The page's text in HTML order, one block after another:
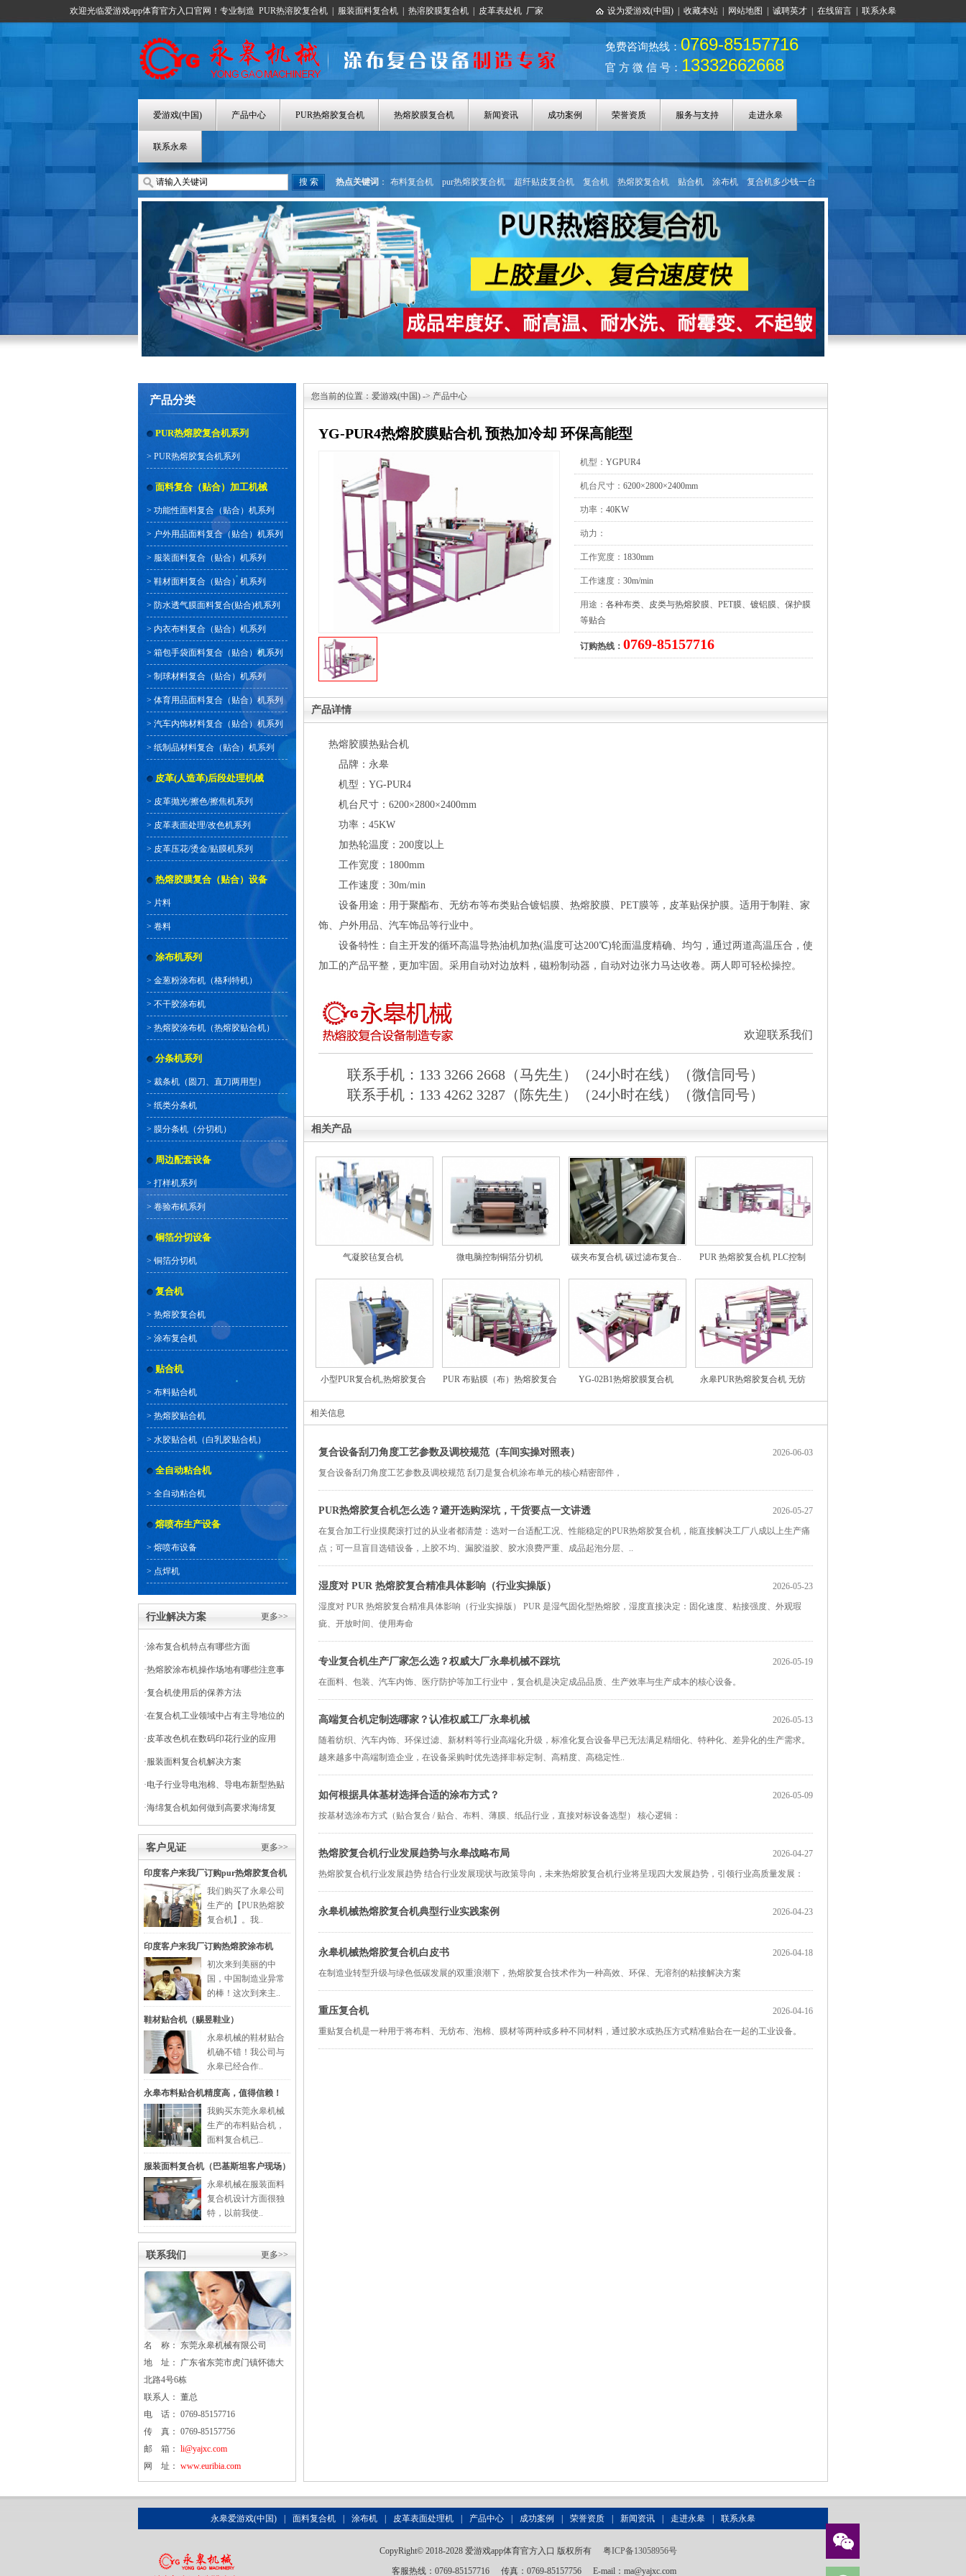
欢迎光临爱游戏app体育官方入口官网！专业制造 PUR热溶胶复合机 服装面料复合机 热溶胶膜复合机 皮革表处机 厂家 设为爱游戏(中国) 收藏本站 网站地图 诚聘英才 在线留言 联系永皋
免费咨询热线： 0769-85157716
官 方 微 信 号： 13332662668
爱游戏(中国) 产品中心 PUR热熔胶复合机 热熔胶膜复合机 新闻资讯 成功案例 荣誉资质 服务与支持 走进永皋
联系永皋
热点关键词 ： 布料复合机 pur热熔胶复合机 超纤贴皮复合机 复合机 热熔胶复合机 贴合机 涂布机
复合机多少钱一台
热熔胶涂布机
热熔胶膜复合机
产品分类
PUR热熔胶复合机系列
> PUR热熔胶复合机系列
面料复合（贴合）加工机械
> 功能性面料复合（贴合）机系列
> 户外用品面料复合（贴合）机系列
> 服装面料复合（贴合）机系列
> 鞋材面料复合（贴合）机系列
> 防水透气膜面料复合(贴合)机系列
> 内衣布料复合（贴合）机系列
> 箱包手袋面料复合（贴合）机系列
> 制球材料复合（贴合）机系列
> 体育用品面料复合（贴合）机系列
> 汽车内饰材料复合（贴合）机系列
> 纸制品材料复合（贴合）机系列
皮革(人造革)后段处理机械
> 皮革抛光/擦色/擦焦机系列
> 皮革表面处理/改色机系列
> 皮革压花/烫金/贴膜机系列
热熔胶膜复合（贴合）设备
> 片料
> 卷料
涂布机系列
> 金葱粉涂布机（格利特机）
> 不干胶涂布机
> 热熔胶涂布机（热熔胶贴合机）
分条机系列
> 裁条机（圆刀、直刀两用型）
> 纸类分条机
> 膜分条机（分切机）
周边配套设备
> 打样机系列
> 卷验布机系列
铜箔分切设备
> 铜箔分切机
复合机
> 热熔胶复合机
> 涂布复合机
贴合机
> 布料贴合机
> 热熔胶贴合机
> 水胶贴合机（白乳胶贴合机）
全自动粘合机
> 全自动粘合机
熔喷布生产设备
> 熔喷布设备
> 点焊机
更多>>
行业解决方案
·涂布复合机特点有哪些方面
·热熔胶涂布机操作场地有哪些注意事
项
·复合机使用后的保养方法
·在复合机工业领域中占有主导地位的
干式复合机
·皮革改色机在数码印花行业的应用
·服装面料复合机解决方案
·电子行业导电泡棉、导电布新型热贴
复合
·海绵复合机如何做到高要求海绵复
更多>>
客户见证
印度客户来我厂订购pur热熔胶复合机
我们购买了永皋公司
生产的【PUR热熔胶
复合机】。我..
印度客户来我厂订购热熔胶涂布机
初次来到美丽的中
国，中国制造业异常
的棒！这次到来主..
鞋材贴合机（赐昱鞋业）
永皋机械的鞋材贴合
机确不错！我公司与
永皋已经合作..
永皋布料贴合机精度高，值得信赖！
我购买东莞永皋机械
生产的布料贴合机，
面料复合机已..
服装面料复合机（巴基斯坦客户现场）
永皋机械在服装面料
复合机设计方面很独
特，以前我使..
更多>>
联系我们
名 称： 东莞永皋机械有限公司
地 址： 广东省东莞市虎门镇怀德大
北路4号6栋
联系人： 董总
电 话： 0769-85157716
传 真： 0769-85157756
邮 箱： li@yajxc.com
网 址： www.euribia.com
您当前的位置： 爱游戏(中国) -> 产品中心
YG-PUR4热熔胶膜贴合机 预热加冷却 环保高能型
机型： YGPUR4
机台尺寸： 6200×2800×2400mm
功率： 40KW
动力：
工作宽度： 1830mm
工作速度： 30m/min
用途： 各种布类、皮类与热熔胶膜、PET膜、镀铝膜、保护膜
等贴合
订购热线： 0769-85157716
产品详情
热熔胶膜热贴合机
品牌：永皋
机型：YG-PUR4
机台尺寸：6200×2800×2400mm
功率：45KW
加热轮温度：200度以上
工作宽度：1800mm
工作速度：30m/min
设备用途：用于聚酯布、无纺布等布类贴合镀铝膜、热熔胶膜、PET膜等，皮革贴保护膜。适用于制鞋、家
饰、户外用品、汽车饰品等行业中。
设备特性：自主开发的循环高温导热油机加热(温度可达200℃)轮面温度精确、均匀，通过两道高温压合，使
加工的产品平整，更加牢固。采用自动对边放料，磁粉制动器，自动对边张力马达收卷。两人即可轻松操控。
欢迎联系我们
联系手机：133 3266 2668（马先生）（24小时在线）（微信同号）
联系手机：133 4262 3287（陈先生）（24小时在线）（微信同号）
相关产品
气凝胶毡复合机 微电脑控制铜箔分切机 碳夹布复合机 碳过滤布复合..
PUR 热熔胶复合机 PLC控制
小型PUR复合机,热熔胶复合
PUR 布贴膜（布）热熔胶复合
YG-02B1热熔胶膜复合机
永皋PUR热熔胶复合机 无纺
相关信息
2026-06-03
复合设备刮刀角度工艺参数及调校规范（车间实操对照表）
​复合设备刮刀角度工艺参数及调校规范 刮刀是复合机涂布单元的核心精密部件，
2026-05-27
PUR热熔胶复合机怎么选？避开选购深坑，干货要点一文讲透
在复合加工行业摸爬滚打过的从业者都清楚：选对一台适配工况、性能稳定的PUR热熔胶复合机，能直接解决工厂八成以上生产痛
点；可一旦盲目选错设备，上胶不均、漏胶溢胶、胶水浪费严重、成品起泡分层、..
2026-05-23
湿度对 PUR 热熔胶复合精准具体影响（行业实操版）
湿度对 PUR 热熔胶复合精准具体影响（行业实操版） PUR 是湿气固化型热熔胶，湿度直接决定：固化速度、粘接强度、外观瑕
疵、开放时间、使用寿命
2026-05-19
专业复合机生产厂家怎么选？权威大厂永皋机械不踩坑
在面料、包装、汽车内饰、医疗防护等加工行业中，复合机是决定成品品质、生产效率与生产成本的核心设备。
2026-05-13
高端复合机定制选哪家？认准权威工厂永皋机械
随着纺织、汽车内饰、环保过滤、新材料等行业高端化升级，标准化复合设备早已无法满足精细化、特种化、差异化的生产需求。
越来越多中高端制造企业，在设备采购时优先选择非标定制、高精度、高稳定性..
2026-05-09
如何根据具体基材选择合适的涂布方式？
按基材选涂布方式（贴合复合 / 贴合、布料、薄膜、纸品行业，直接对标设备选型） 核心逻辑：
2026-04-27
热熔胶复合机行业发展趋势与永皋战略布局
热熔胶复合机行业发展趋势 结合行业发展现状与政策导向，未来热熔胶复合机行业将呈现四大发展趋势，引领行业高质量发展：
2026-04-23
永皋机械热熔胶复合机典型行业实践案例
2026-04-18
永皋机械热熔胶复合机白皮书
在制造业转型升级与绿色低碳发展的双重浪潮下，热熔胶复合技术作为一种高效、环保、无溶剂的粘接解决方案
2026-04-16
重压复合机
重贴复合机是一种用于将布料、无纺布、泡棉、膜材等两种或多种不同材料，通过胶水或热压方式精准贴合在一起的工业设备。
永皋爱游戏(中国) 面料复合机 涂布机 皮革表面处理机 产品中心 成功案例 荣誉资质 新闻资讯 走进永皋 联系永皋
CopyRight© 2018-2028 爱游戏app体育官方入口 版权所有
粤ICP备13058956号
客服热线：0769-85157716
传真：0769-85157756 E-mail：ma@yajxc.com